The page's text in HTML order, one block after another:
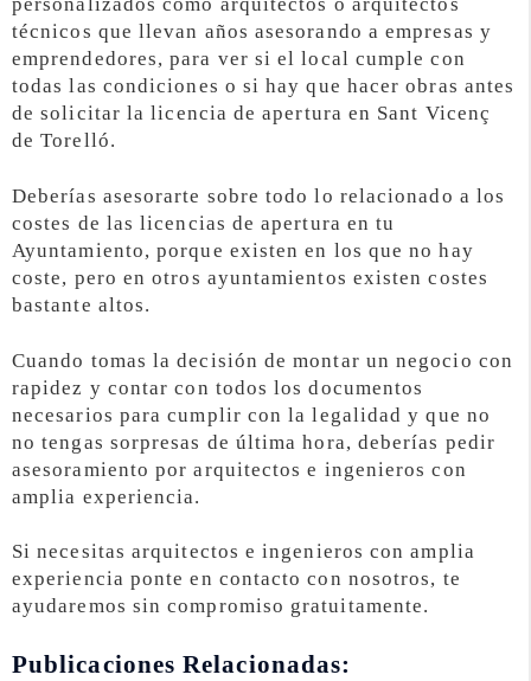
técnicos que llevan años asesorando a empresas y
emprendedores, para ver si el local cumple con
todas las condiciones o si hay que hacer obras antes
de solicitar la licencia de apertura en Sant Vicenç
de Torelló.
Deberías asesorarte sobre todo lo relacionado a los
costes de las licencias de apertura en tu
Ayuntamiento, porque existen en los que no hay
coste, pero en otros ayuntamientos existen costes
bastante altos.
Cuando tomas la decisión de montar un negocio con
rapidez y contar con todos los documentos
necesarios para cumplir con la legalidad y que no
no tengas sorpresas de última hora, deberías pedir
asesoramiento por arquitectos e ingenieros con
amplia experiencia.
Si necesitas arquitectos e ingenieros con amplia
experiencia ponte en contacto con nosotros, te
ayudaremos sin compromiso gratuitamente.
Publicaciones Relacionadas: